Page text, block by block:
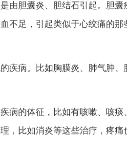
由胆囊炎、胆结石引起。胆
不足，引起类似于心绞痛的
疾病。比如胸膜炎、肺气肿
病的体征，比如有咳嗽、咳
，比如消炎等这些治疗，疼痛